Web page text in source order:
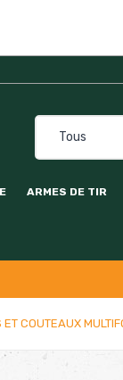
ARMES DE TIR
ET COUTEAUX